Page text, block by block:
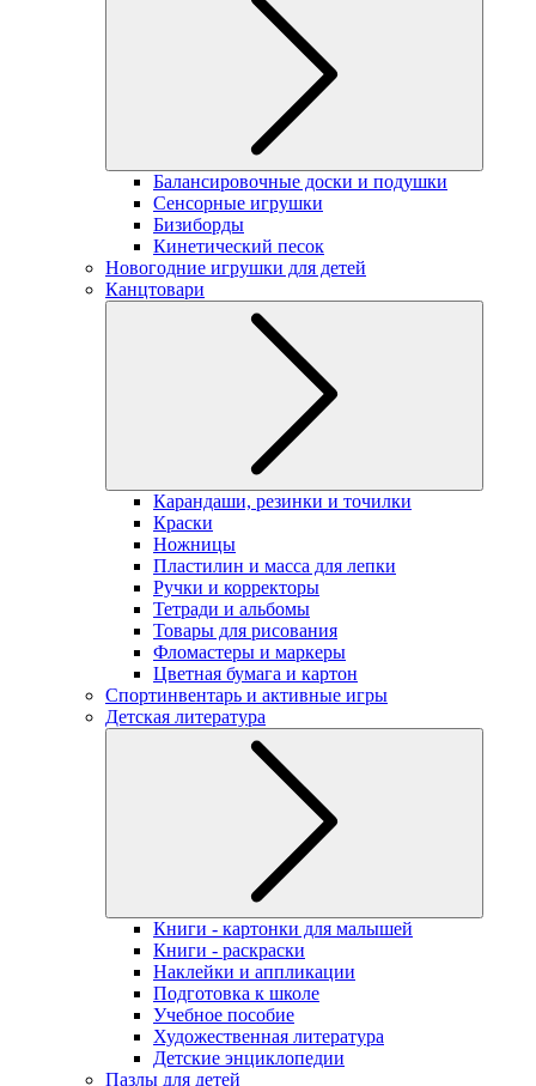
Балансировочные доски и подушки
Сенсорные игрушки
Бизиборды
Кинетический песок
Новогодние игрушки для детей
Канцтовари
Карандаши, резинки и точилки
Краски
Ножницы
Пластилин и масса для лепки
Ручки и корректоры
Тетради и альбомы
Товары для рисования
Фломастеры и маркеры
Цветная бумага и картон
Спортинвентарь и активные игры
Детская литература
Книги - картонки для малышей
Книги - раскраски
Наклейки и аппликации
Подготовка к школе
Учебное пособие
Художественная литература
Детские энциклопедии
Пазлы для детей